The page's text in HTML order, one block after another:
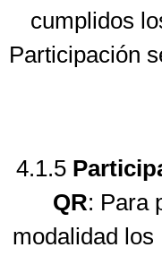
cumplidos
Participación
4.1.5
QR: Para
modalidad los